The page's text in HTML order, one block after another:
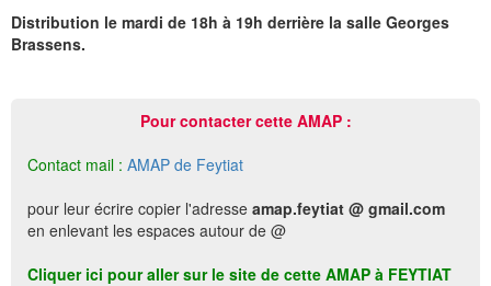
Distribution le mardi de 18h à 19h derrière la salle Georges
Brassens.
Pour contacter cette AMAP :
Contact mail : AMAP de Feytiat
pour leur écrire copier l'adresse amap.feytiat @ gmail.com
en enlevant les espaces autour de @
Cliquer ici pour aller sur le site de cette AMAP à FEYTIAT